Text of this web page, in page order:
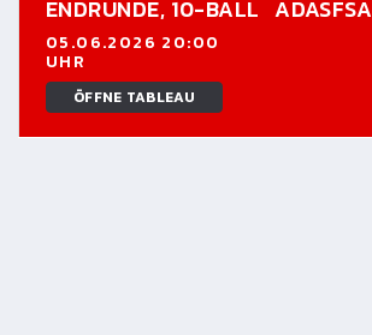
ENDRUNDE, 10-BALL ADASFSA
05.06.2026 20:00
UHR
ÖFFNE TABLEAU